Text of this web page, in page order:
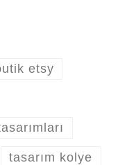
etsy
tasarım kolye